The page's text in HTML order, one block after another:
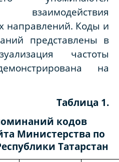
взаимодействия
направлений. Коды и
представлены в
частоты
на
Таблица 1.
кодов
Министерства по
Татарстан